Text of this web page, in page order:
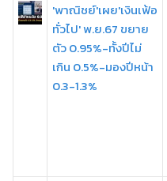
'พาณิชย์'เผย'เงินเฟ้อ
ทั่วไป' พ.ย.67 ขยาย
ตัว 0.95%-ทั้งปีไม่
เกิน 0.5%-มองปีหน้า
0.3-1.3%